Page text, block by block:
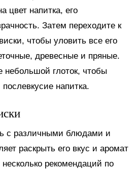
цвет напитка, его
Затем переходите к
чтобы уловить все его
древесные и пряные.
небольшой глоток, чтобы
напитка.
с различными блюдами и
раскрыть его вкус и аромат
рекомендаций по